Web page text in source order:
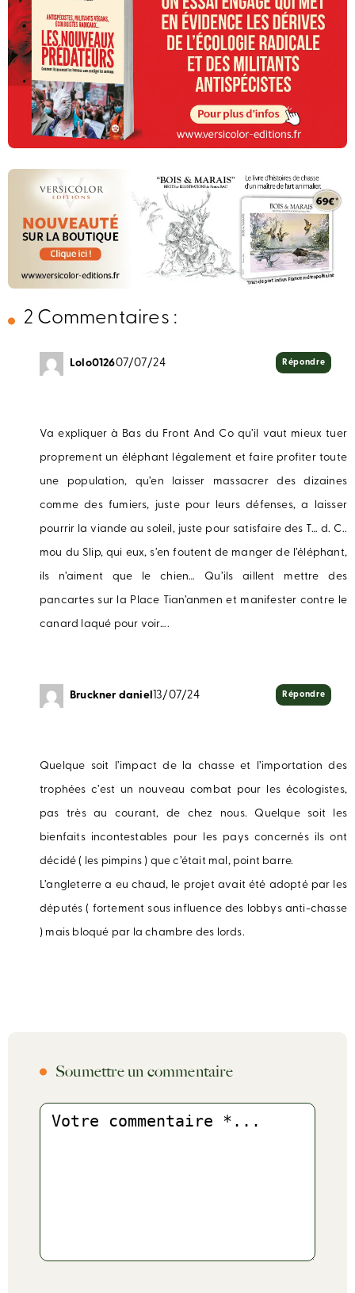
2 Commentaires :
Lolo012607/07/24
Va expliquer à Bas du Front And Co qu’il vaut mieux tuer
proprement un éléphant légalement et faire profiter toute
une population, qu’en laisser massacrer des dizaines
comme des fumiers, juste pour leurs défenses, a laisser
pourrir la viande au soleil, juste pour satisfaire des T… d. C..
mou du Slip, qui eux, s’en foutent de manger de l’éléphant,
ils n’aiment que le chien… Qu’ils aillent mettre des
pancartes sur la Place Tian’anmen et manifester contre le
canard laqué pour voir….
Répondre
Bruckner daniel 13/07/24
Quelque soit l’impact de la chasse et l’importation des
trophées c’est un nouveau combat pour les écologistes,
pas très au courant, de chez nous. Quelque soit les
bienfaits incontestables pour les pays concernés ils ont
décidé ( les pimpins ) que c’était mal, point barre.
L’angleterre a eu chaud, le projet avait été adopté par les
députés ( fortement sous influence des lobbys anti-chasse
) mais bloqué par la chambre des lords.
Répondre
Soumettre un commentaire
Commentaire